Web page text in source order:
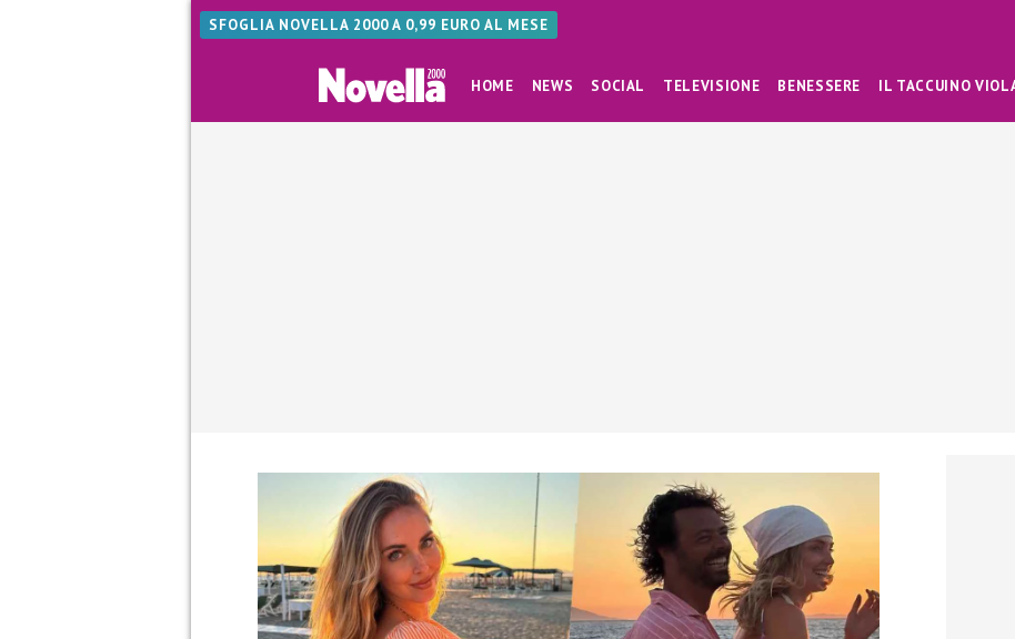
SFOGLIA NOVELLA 2000 A 0,99 EURO AL MESE
HOME NEWS SOCIAL TELEVISIONE BENESSERE IL TACCUINO